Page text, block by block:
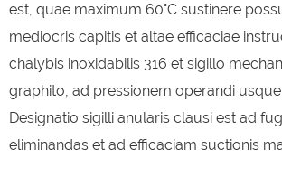
est, quae maximum 60°C sustinere
mediocris capitis et altae efficaciae
chalybis inoxidabilis 316 et sigillo
graphito, ad pressionem operandi
Designatio sigilli anularis clausi est ad
eliminandas et ad efficaciam suctionis